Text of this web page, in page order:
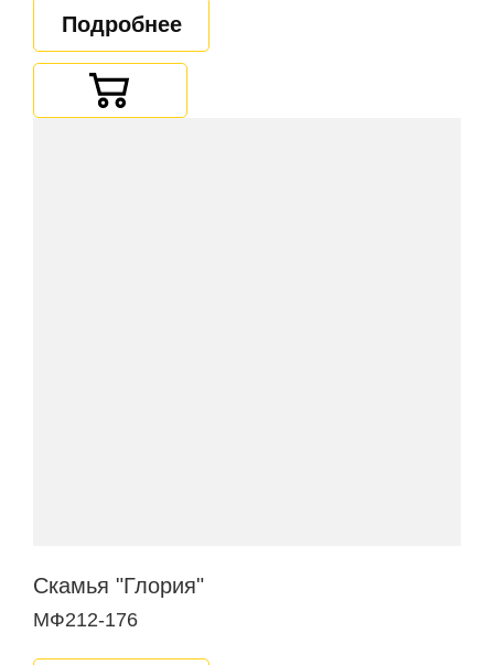
Подробнее
Скамья "Глория"
МФ212-176